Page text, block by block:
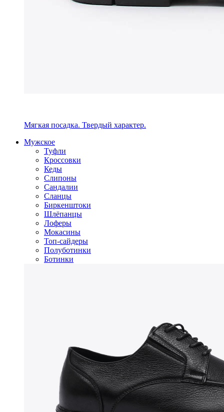
Мягкая посадка. Твердый характер.
Мужское
Туфли
Кроссовки
Кеды
Слипоны
Сандалии
Сланцы
Биркенштоки
Шлёпанцы
Лоферы
Мокасины
Топ-сайдеры
Полуботинки
Ботинки